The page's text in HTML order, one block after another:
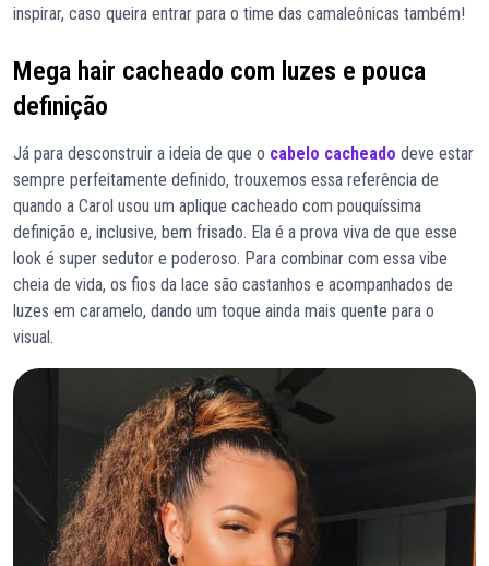
inspirar, caso queira entrar para o time das camaleônicas também!
Mega hair cacheado com luzes e pouca
definição
Já para desconstruir a ideia de que o cabelo cacheado deve estar
sempre perfeitamente definido, trouxemos essa referência de
quando a Carol usou um aplique cacheado com pouquíssima
definição e, inclusive, bem frisado. Ela é a prova viva de que esse
look é super sedutor e poderoso. Para combinar com essa vibe
cheia de vida, os fios da lace são castanhos e acompanhados de
luzes em caramelo, dando um toque ainda mais quente para o
visual.